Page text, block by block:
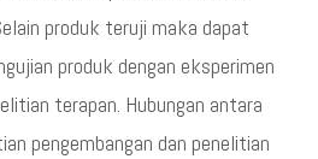
produk teruji maka dapat
produk dengan eksperimen
terapan. Hubungan antara
pengembangan dan penelitian